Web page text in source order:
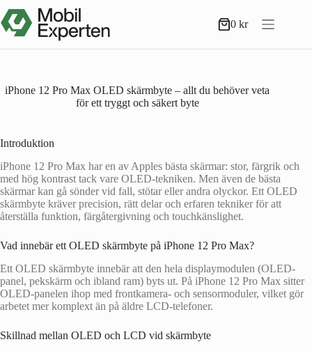
till
innehåll
Varukorg
0kr
iPhone 12 Pro Max OLED skärmbyte – allt du behöver veta
för ett tryggt och säkert byte
Introduktion
iPhone 12 Pro Max har en av Apples bästa skärmar: stor, färgrik och
med hög kontrast tack vare OLED-tekniken. Men även de bästa
skärmar kan gå sönder vid fall, stötar eller andra olyckor. Ett OLED
skärmbyte kräver precision, rätt delar och erfaren tekniker för att
återställa funktion, färgåtergivning och touchkänslighet.
Vad innebär ett OLED skärmbyte på iPhone 12 Pro Max?
Ett OLED skärmbyte innebär att den hela displaymodulen (OLED-
panel, pekskärm och ibland ram) byts ut. På iPhone 12 Pro Max sitter
OLED-panelen ihop med frontkamera- och sensormoduler, vilket gör
arbetet mer komplext än på äldre LCD-telefoner.
Skillnad mellan OLED och LCD vid skärmbyte